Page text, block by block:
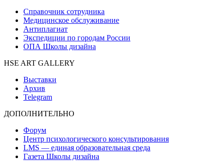
Справочник сотрудника
Медицинское обслуживание
Антиплагиат
Экспедиции по городам России
ОПА Школы дизайна
HSE ART GALLERY
Выставки
Архив
Telegram
ДОПОЛНИТЕЛЬНО
Форум
Центр психологического консультирования
LMS — единая образовательная среда
Газета Школы дизайна